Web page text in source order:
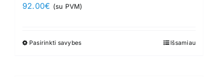
92.00€ (su PVM)
Pasirinkti savybesThis
Išsamiau